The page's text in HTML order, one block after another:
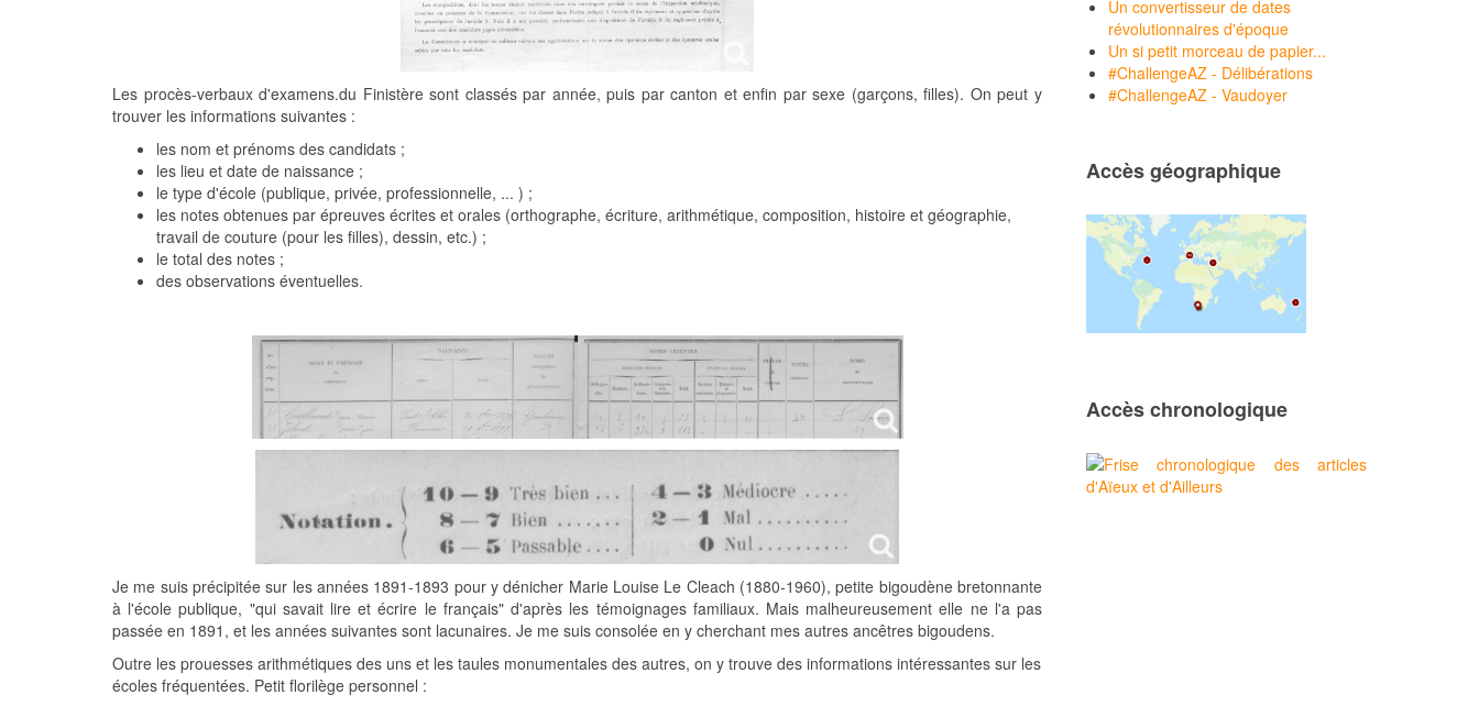
Les procès-verbaux d'examens.du Finistère sont classés par année, puis par canton et enfin par sexe (garçons, filles). On peut y
trouver les informations suivantes :
les nom et prénoms des candidats ;
les lieu et date de naissance ;
le type d'école (publique, privée, professionnelle, ... ) ;
les notes obtenues par épreuves écrites et orales (orthographe, écriture, arithmétique, composition, histoire et géographie,
travail de couture (pour les filles), dessin, etc.) ;
le total des notes ;
des observations éventuelles.
Je me suis précipitée sur les années 1891-1893 pour y dénicher Marie Louise Le Cleach (1880-1960), petite bigoudène bretonnante
à l'école publique, "qui savait lire et écrire le français" d'après les témoignages familiaux. Mais malheureusement elle ne l'a pas
passée en 1891, et les années suivantes sont lacunaires. Je me suis consolée en y cherchant mes autres ancêtres bigoudens.
Outre les prouesses arithmétiques des uns et les taules monumentales des autres, on y trouve des informations intéressantes sur les
écoles fréquentées. Petit florilège personnel :
Un convertisseur de dates
révolutionnaires d'époque
Un si petit morceau de papier...
#ChallengeAZ - Délibérations
#ChallengeAZ - Vaudoyer
Accès géographique
Accès chronologique